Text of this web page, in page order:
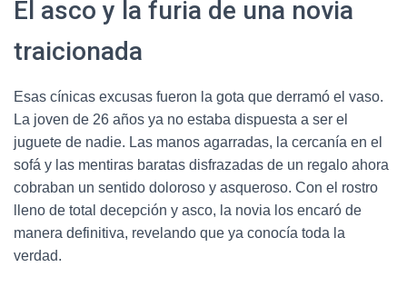
El asco y la furia de una novia
traicionada
Esas cínicas excusas fueron la gota que derramó el vaso.
La joven de 26 años ya no estaba dispuesta a ser el
juguete de nadie. Las manos agarradas, la cercanía en el
sofá y las mentiras baratas disfrazadas de un regalo ahora
cobraban un sentido doloroso y asqueroso. Con el rostro
lleno de total decepción y asco, la novia los encaró de
manera definitiva, revelando que ya conocía toda la
verdad.